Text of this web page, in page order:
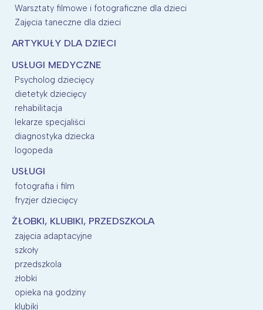
Warsztaty filmowe i fotograficzne dla dzieci
Zajęcia taneczne dla dzieci
ARTYKUŁY DLA DZIECI
USŁUGI MEDYCZNE
Psycholog dziecięcy
dietetyk dziecięcy
rehabilitacja
lekarze specjaliści
diagnostyka dziecka
logopeda
USŁUGI
fotografia i film
fryzjer dziecięcy
ŻŁOBKI, KLUBIKI, PRZEDSZKOLA
zajęcia adaptacyjne
szkoły
przedszkola
żłobki
opieka na godziny
klubiki